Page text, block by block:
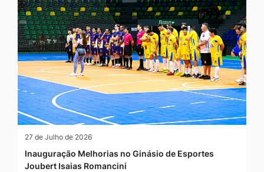
27 de Julho de 2026
Inauguração Melhorias no Ginásio de Esportes
Joubert Isaias Romancini